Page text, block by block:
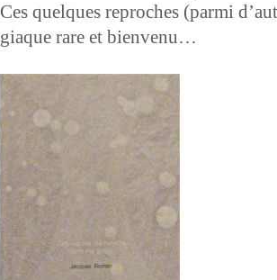
Ces quelques reproches (par­mi
giaque rare et bienvenu…